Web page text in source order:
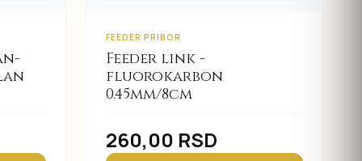
FEEDER PRIBOR
Feeder link -
fluorokarbon
0.45mm/8cm
260,00 RSD